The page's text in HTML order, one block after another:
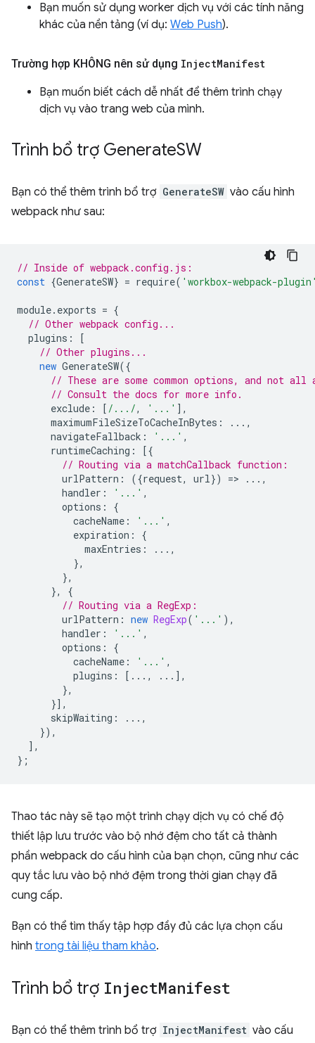
Bạn muốn sử dụng worker dịch vụ với các tính năng
khác của nền tảng (ví dụ: Web Push).
Trường hợp KHÔNG nên sử dụng InjectManifest
Bạn muốn biết cách dễ nhất để thêm trình chạy
dịch vụ vào trang web của mình.
Trình bổ trợ GenerateSW
Bạn có thể thêm trình bổ trợ GenerateSW vào cấu hình
webpack như sau:
// Inside of webpack.config.js:
const {GenerateSW} = require( 'workbox-webpack-
module. exports = {
// Other webpack config...
plugins :
[
// Other plugins...
new GenerateSW({
// These are some common options, and not
// Consult the docs for more info.
exclude : [ /.../, '...' ],
maximumFileSizeToCacheInBytes :
...,
navigateFallback : '...' ,
runtimeCaching :
[{
// Routing via a matchCallback function:
urlPattern : ({request, url}) =>
...,
handler : '...' ,
options :
{
cacheName : '...' ,
expiration :
{
maxEntries :
...,
},
},
},
{
// Routing via a RegExp:
urlPattern : new RegExp( '...' ),
handler : '...' ,
options :
{
cacheName : '...' ,
plugins : [...,
...],
},
}],
skipWaiting :
...,
}),
],
};
Thao tác này sẽ tạo một trình chạy dịch vụ có chế độ
thiết lập lưu trước vào bộ nhớ đệm cho tất cả thành
phần webpack do cấu hình của bạn chọn, cũng như các
quy tắc lưu vào bộ nhớ đệm trong thời gian chạy đã
cung cấp.
Bạn có thể tìm thấy tập hợp đầy đủ các lựa chọn cấu
hình trong tài liệu tham khảo.
Trình bổ trợ InjectManifest
Bạn có thể thêm trình bổ trợ InjectManifest vào cấu